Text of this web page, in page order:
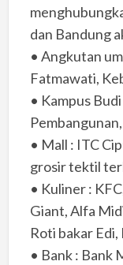
dan Bandung
• Angkutan
Fatmawati,
• Kampus
• Mall : ITC
grosir tektil
• Kuliner :
Giant, Alfa
Roti bakar
• Bank : Bank